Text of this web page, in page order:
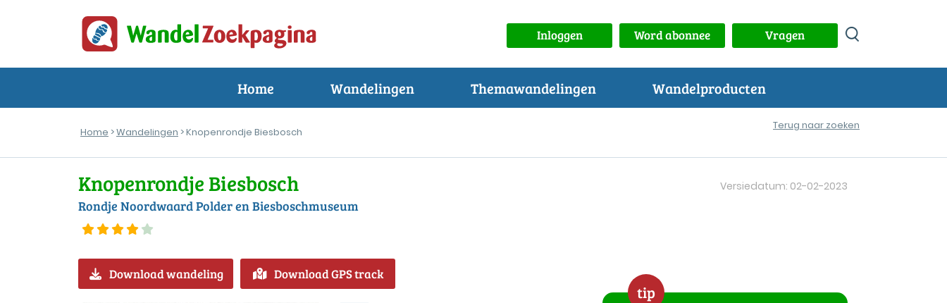
Inloggen Word abonnee Vragen
Home Wandelingen Themawandelingen Wandelproducten
Home >Wandelingen > Knopenrondje Biesbosch
Terug naar zoeken
Knopenrondje Biesbosch
Rondje Noordwaard Polder en Biesboschmuseum
Versiedatum: 02-02-2023
Download wandeling Download GPS track
tip